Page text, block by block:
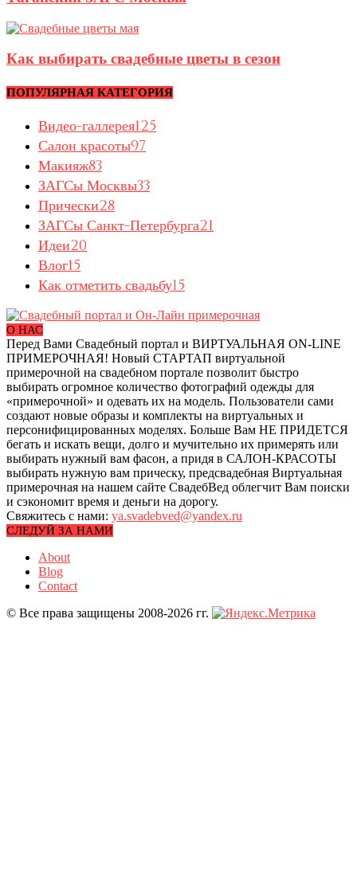
Как выбирать свадебные цветы в сезон
ПОПУЛЯРНАЯ КАТЕГОРИЯ
Видео-галлерея125
Салон красоты97
Макияж83
ЗАГСы Москвы33
Прически28
ЗАГСы Санкт-Петербурга21
Идеи20
Влог15
Как отметить свадьбу15
О НАС
Перед Вами Свадебный портал и ВИРТУАЛЬНАЯ ON-LINE
ПРИМЕРОЧНАЯ! Новый СТАРТАП виртуальной
примерочной на свадебном портале позволит быстро
выбирать огромное количество фотографий одежды для
«примерочной» и одевать их на модель. Пользователи сами
создают новые образы и комплекты на виртуальных и
персонифицированных моделях. Больше Вам НЕ ПРИДЕТСЯ
бегать и искать вещи, долго и мучительно их примерять или
выбирать нужный вам фасон, а придя в САЛОН-КРАСОТЫ
выбирать нужную вам прическу, предсвадебная Виртуальная
примерочная на нашем сайте СвадебВед облегчит Вам поиски
и сэкономит время и деньги на дорогу.
Свяжитесь с нами: ya.svadebved@yandex.ru
СЛЕДУЙ ЗА НАМИ
About
Blog
Contact
© Все права защищены 2008-2026 гг.